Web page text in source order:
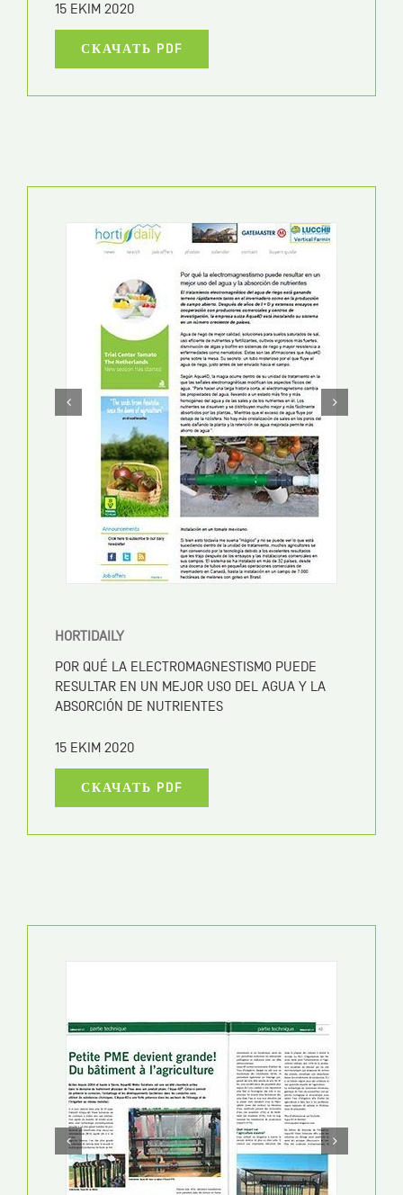
15 EKIM 2020
СКАЧАТЬ PDF
HORTIDAILY
POR QUÉ LA ELECTROMAGNESTISMO PUEDE
RESULTAR EN UN MEJOR USO DEL AGUA Y LA
ABSORCIÓN DE NUTRIENTES
15 EKIM 2020
СКАЧАТЬ PDF